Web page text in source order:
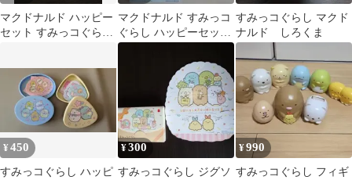
マクドナルド ハッピー
セット すみっコぐらし
マクドナルド すみっコ
ぐらし ハッピーセット
おもちゃ シークレッ
すみっコぐらし マクド
ナルド しろくま
¥450
すみっコぐらし ハッピ
¥300
すみっコぐらし ジグソ
¥990
すみっコぐらし フィギ